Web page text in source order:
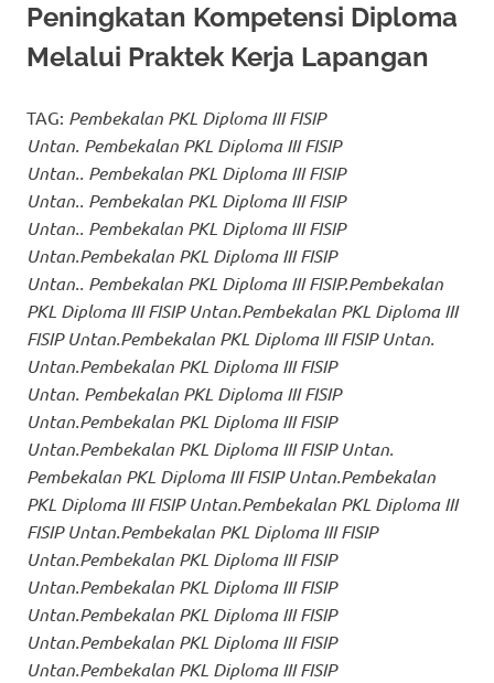
Peningkatan Kompetensi Diploma
Melalui Praktek Kerja Lapangan
TAG: Pembekalan PKL Diploma III FISIP
Untan. Pembekalan PKL Diploma III FISIP
Untan.. Pembekalan PKL Diploma III FISIP
Untan.. Pembekalan PKL Diploma III FISIP
Untan.. Pembekalan PKL Diploma III FISIP
Untan.Pembekalan PKL Diploma III FISIP
Untan.. Pembekalan PKL Diploma III FISIP.Pembekalan
PKL Diploma III FISIP Untan.Pembekalan PKL Diploma III
FISIP Untan.Pembekalan PKL Diploma III FISIP Untan.
Untan.Pembekalan PKL Diploma III FISIP
Untan. Pembekalan PKL Diploma III FISIP
Untan.Pembekalan PKL Diploma III FISIP
Untan.Pembekalan PKL Diploma III FISIP Untan.
Pembekalan PKL Diploma III FISIP Untan.Pembekalan
PKL Diploma III FISIP Untan.Pembekalan PKL Diploma III
FISIP Untan.Pembekalan PKL Diploma III FISIP
Untan.Pembekalan PKL Diploma III FISIP
Untan.Pembekalan PKL Diploma III FISIP
Untan.Pembekalan PKL Diploma III FISIP
Untan.Pembekalan PKL Diploma III FISIP
Untan.Pembekalan PKL Diploma III FISIP